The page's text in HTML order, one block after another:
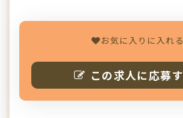
お気に入りに入れる
この求人に応募